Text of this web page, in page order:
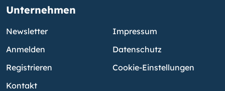
Unternehmen
Newsletter
Anmelden
Registrieren
Kontakt
Impressum
Datenschutz
Cookie-Einstellungen